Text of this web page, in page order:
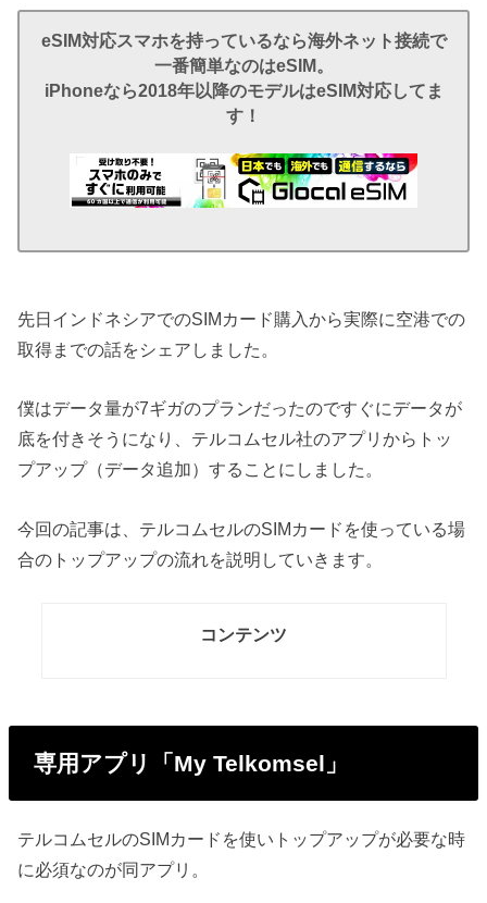
eSIM対応スマホを持っているなら海外ネット接続で
一番簡単なのはeSIM。
iPhoneなら2018年以降のモデルはeSIM対応してま
す！
先日インドネシアでのSIMカード購入から実際に空港での
取得までの話をシェアしました。
僕はデータ量が7ギガのプランだったのですぐにデータが
底を付きそうになり、テルコムセル社のアプリからトッ
プアップ（データ追加）することにしました。
今回の記事は、テルコムセルのSIMカードを使っている場
合のトップアップの流れを説明していきます。
コンテンツ
専用アプリ「My Telkomsel」
テルコムセルのSIMカードを使いトップアップが必要な時
に必須なのが同アプリ。